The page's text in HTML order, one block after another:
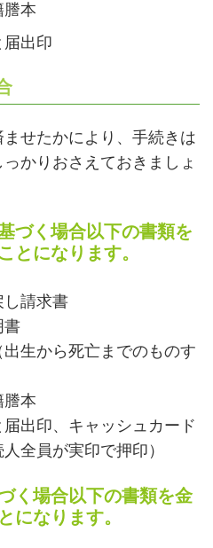
謄本
届出印
せたかにより、手続きは
かりおさえておきましょ
づく場合以下の書類を
とになります。
し請求書
書
出生から死亡までのものす
謄本
出印、キャッシュカード
全員が実印で押印）
く場合以下の書類を金
になります。